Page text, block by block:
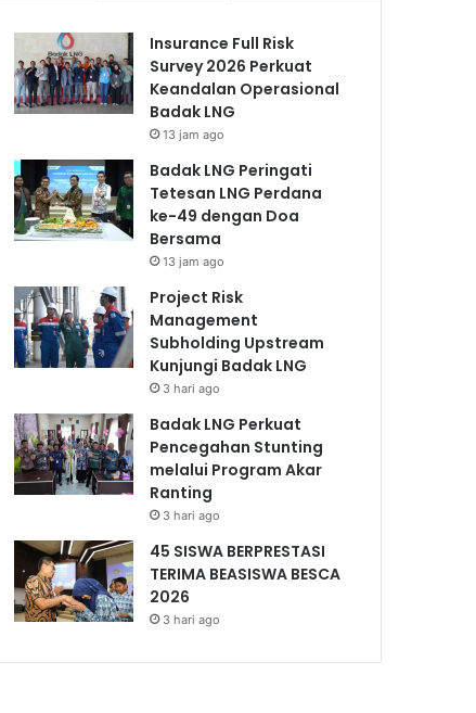
Insurance Full Risk
Survey 2026 Perkuat
Keandalan Operasional
Badak LNG
13 jam ago
Badak LNG Peringati
Tetesan LNG Perdana
ke-49 dengan Doa
Bersama
13 jam ago
Project Risk
Management
Subholding Upstream
Kunjungi Badak LNG
3 hari ago
Badak LNG Perkuat
Pencegahan Stunting
melalui Program Akar
Ranting
3 hari ago
45 SISWA BERPRESTASI
TERIMA BEASISWA BESCA
2026
3 hari ago